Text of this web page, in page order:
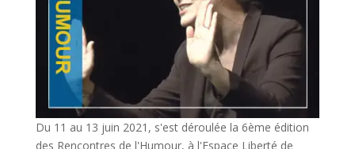
Du 11 au 13 juin 2021, s'est déroulée la 6ème édition
des Rencontres de l'Humour, à l'Espace Liberté de